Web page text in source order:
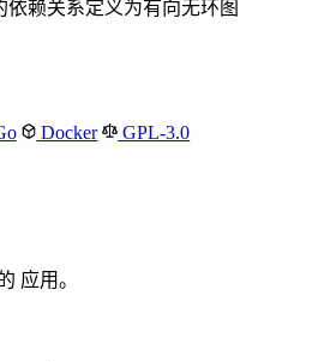
赖关系定义为有向无环图
Docker GPL-3.0
应用。